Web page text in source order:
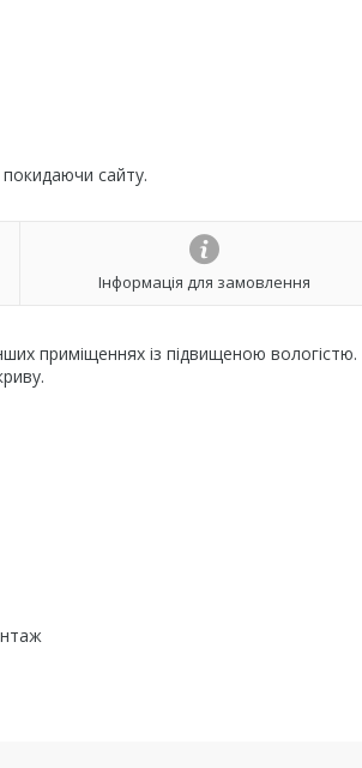
сайту.
Інформація для замовлення
приміщеннях із підвищеною вологістю.